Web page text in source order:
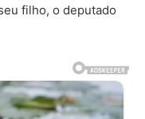
filho, o deputado